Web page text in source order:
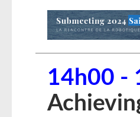
14h00